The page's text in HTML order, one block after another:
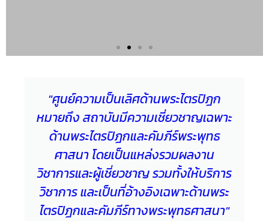
"ศูนย์ความเป็นเลิศด้านพระไตรปิฎก
หมายถึง สถาบันมีความเชี่ยวชาญเฉพาะ
ด้านพระไตรปิฎกและคัมภีร์พระพุทธ
ศาสนา โดยเป็นแหล่งรวมผลงาน
วิชาการและผู้เชี่ยวชาญ รวมทั้งให้บริการ
วิชาการ และเป็นที่อ้างอิงเฉพาะด้านพระ
ไตรปิฎกและคัมภีร์ทางพระพุทธศาสนา"